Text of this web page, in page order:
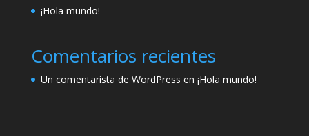
¡Hola mundo!
Comentarios recientes
Un comentarista de WordPress en ¡Hola mundo!